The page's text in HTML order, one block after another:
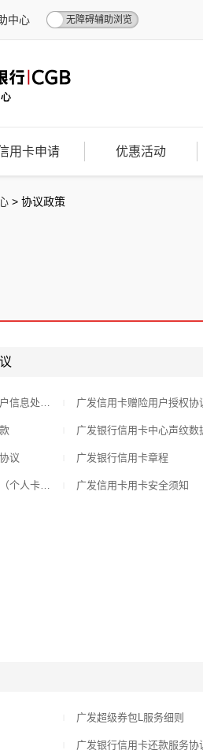
中心 无障碍辅助浏览
用卡申请 优惠活动
> 协议政策
中国人寿综合金融服务客户信息处理及共享单独授权协议 广发信用卡赠险用户授权协
议 广发银行信用卡章程
广发银行信用卡客户协议（个人卡）（最新版） 广发信用卡用卡安全须知
广发超级券包L服务细则
广发银行信用卡还款服务协